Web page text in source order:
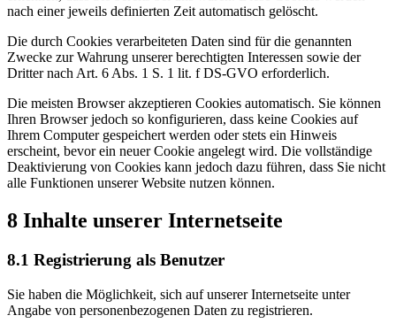
nach einer jeweils definierten Zeit automatisch gelöscht.
Die durch Cookies verarbeiteten Daten sind für die genannten
Zwecke zur Wahrung unserer berechtigten Interessen sowie der
Dritter nach Art. 6 Abs. 1 S. 1 lit. f DS-GVO erforderlich.
Die meisten Browser akzeptieren Cookies automatisch. Sie können
Ihren Browser jedoch so konfigurieren, dass keine Cookies auf
Ihrem Computer gespeichert werden oder stets ein Hinweis
erscheint, bevor ein neuer Cookie angelegt wird. Die vollständige
Deaktivierung von Cookies kann jedoch dazu führen, dass Sie nicht
alle Funktionen unserer Website nutzen können.
8 Inhalte unserer Internetseite
8.1 Registrierung als Benutzer
Sie haben die Möglichkeit, sich auf unserer Internetseite unter
Angabe von personenbezogenen Daten zu registrieren.